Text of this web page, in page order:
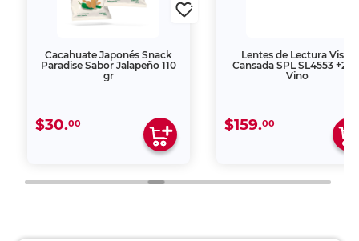
Cacahuate Japonés Snack
Paradise Sabor Jalapeño 110
gr
$30.00
Lentes de Lectura Vista
Cansada SPL SL4553
Vino
$159.00